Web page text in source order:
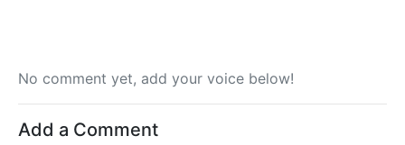
No comment yet, add your voice below!
Add a Comment